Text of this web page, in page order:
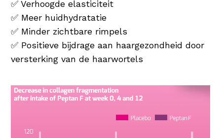
✅ Verhoogde elasticiteit
✅ Meer huidhydratatie
✅ Minder zichtbare rimpels
✅ Positieve bijdrage aan haargezondheid door
versterking van de haarwortels